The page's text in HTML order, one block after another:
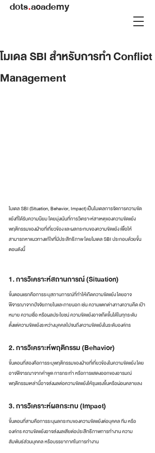
dots.academy
โมเดล SBI สำหรับการทำ Conflict
Management
โมเดล SBI (Situation, Behavior, Impact) เป็นโมเดลการจัดการความขัด
แย้งที่ได้รับความนิยม โดยมุ่งเน้นที่การวิเคราะห์สาเหตุของความขัดแย้ง
พฤติกรรมของฝ่ายที่เกี่ยวข้อง และผลกระทบของความขัดแย้ง เพื่อให้
สามารถหาแนวทางแก้ไขที่มีประสิทธิภาพ โดยโมเดล SBI ประกอบด้วยขั้น
ตอนดังนี้
1. การวิเคราะห์สถานการณ์ (Situation)
ขั้นตอนแรกคือการระบุสถานการณ์ที่ทำให้เกิดความขัดแย้ง โดยอาจ
พิจารณาจากปัจจัยภายในและภายนอก เช่น ความแตกต่างทางความคิด เป้า
หมาย ความเชื่อ หรือผลประโยชน์ ความขัดแย้งอาจเกิดขึ้นได้ในทุกระดับ
ตั้งแต่ความขัดแย้งระหว่างบุคคลไปจนถึงความขัดแย้งในระดับองค์กร
2. การวิเคราะห์พฤติกรรม (Behavior)
ขั้นตอนที่สองคือการระบุพฤติกรรมของฝ่ายที่เกี่ยวข้องในความขัดแย้ง โดย
อาจพิจารณาจากคำพูด การกระทำ หรือการแสดงออกของอารมณ์
พฤติกรรมเหล่านี้อาจส่งผลต่อความขัดแย้งให้รุนแรงขึ้นหรือผ่อนคลายลง
3. การวิเคราะห์ผลกระทบ (Impact)
ขั้นตอนที่สามคือการระบุผลกระทบของความขัดแย้งต่อบุคคล ทีม หรือ
องค์กร ความขัดแย้งอาจส่งผลเสียต่อประสิทธิภาพการทำงาน ความ
สัมพันธ์ส่วนบุคคล หรือบรรยากาศในการทำงาน